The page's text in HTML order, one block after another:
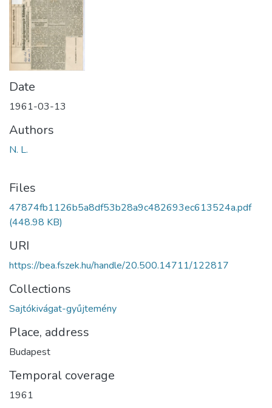
Date
1961-03-13
Authors
N. L.
Files
47874fb1126b5a8df53b28a9c482693ec613524a.pdf
(448.98 KB)
URI
https://bea.fszek.hu/handle/20.500.14711/122817
Collections
Sajtókivágat-gyűjtemény
Place, address
Budapest
Temporal coverage
1961